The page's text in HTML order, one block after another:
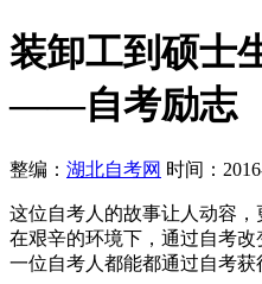
装卸工到硕士
——自考励志
整编： 湖北自考网 时间：
这位自考人的故事让人动容，
在艰辛的环境下，通过自考改
一位自考人都能都通过自考获